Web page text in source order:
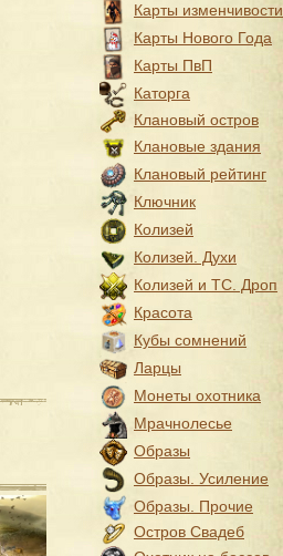
Карты изменчивости
Карты Нового Года
Карты ПвП
Каторга
Клановый остров
Клановые здания
Клановый рейтинг
Ключник
Колизей
Колизей. Духи
Колизей и ТС. Дроп
Красота
Кубы сомнений
Ларцы
Монеты охотника
Мрачнолесье
Образы
Образы. Усиление
Образы. Прочие
Остров Свадеб